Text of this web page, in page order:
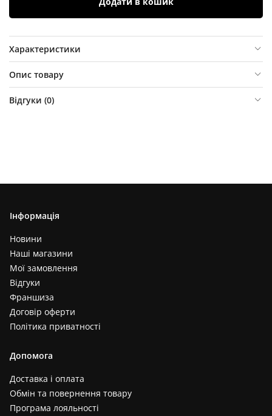
Характеристики
Опис товару
Відгуки (0)
Інформація
Новини
Наші магазини
Мої замовлення
Відгуки
Франшиза
Договір оферти
Політика приватності
Допомога
Доставка і оплата
Обмін та повернення товару
Програма лояльності